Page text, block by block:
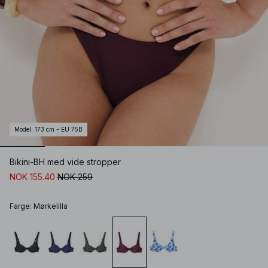
Model : 173 cm - EU 75B
Bikini-BH med vide stropper
NOK 155.40 NOK 259
Farge: Mørkelilla